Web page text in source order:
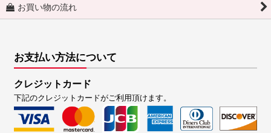
お買い物の流れ
お支払い方法について
クレジットカード
下記のクレジットカードがご利用頂けます。